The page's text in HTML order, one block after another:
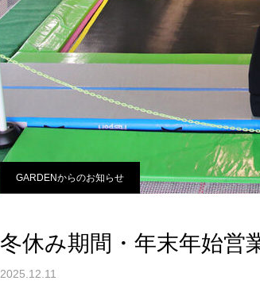
GARDENからのお知らせ
冬休み期間・年末年始営
2025.12.11